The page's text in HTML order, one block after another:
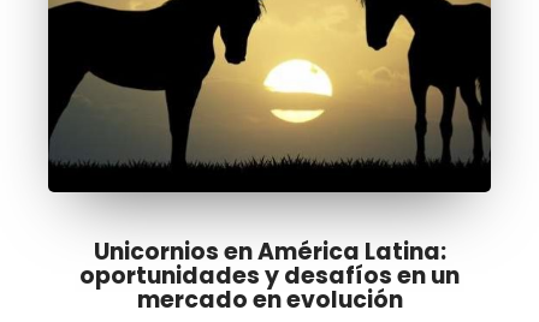
Unicornios en América Latina:
oportunidades y desafíos en un
mercado en evolución